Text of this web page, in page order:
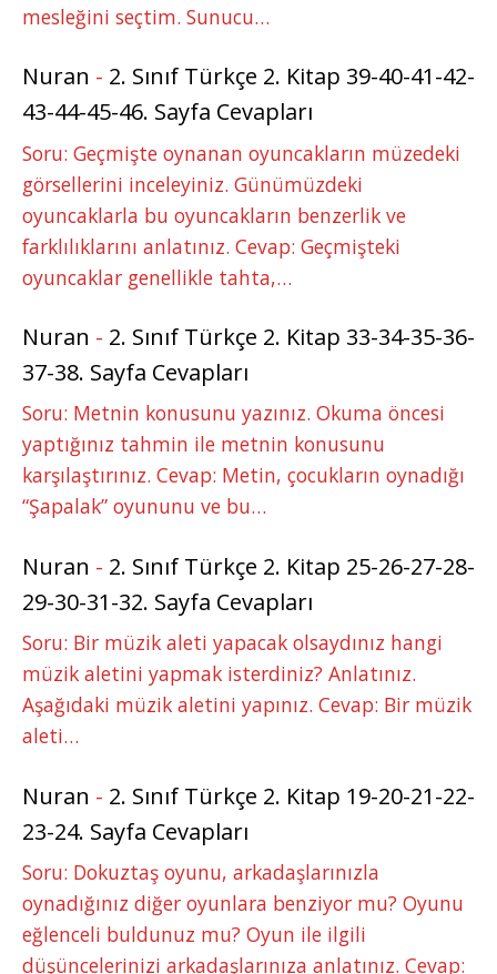
mesleğini seçtim. Sunucu…
Nuran - 2. Sınıf Türkçe 2. Kitap 39-40-41-42-
43-44-45-46. Sayfa Cevapları
Soru: Geçmişte oynanan oyuncakların müzedeki
görsellerini inceleyiniz. Günümüzdeki
oyuncaklarla bu oyuncakların benzerlik ve
farklılıklarını anlatınız. Cevap: Geçmişteki
oyuncaklar genellikle tahta,…
Nuran - 2. Sınıf Türkçe 2. Kitap 33-34-35-36-
37-38. Sayfa Cevapları
Soru: Metnin konusunu yazınız. Okuma öncesi
yaptığınız tahmin ile metnin konusunu
karşılaştırınız. Cevap: Metin, çocukların oynadığı
“Şapalak” oyununu ve bu…
Nuran - 2. Sınıf Türkçe 2. Kitap 25-26-27-28-
29-30-31-32. Sayfa Cevapları
Soru: Bir müzik aleti yapacak olsaydınız hangi
müzik aletini yapmak isterdiniz? Anlatınız.
Aşağıdaki müzik aletini yapınız. Cevap: Bir müzik
aleti…
Nuran - 2. Sınıf Türkçe 2. Kitap 19-20-21-22-
23-24. Sayfa Cevapları
Soru: Dokuztaş oyunu, arkadaşlarınızla
oynadığınız diğer oyunlara benziyor mu? Oyunu
eğlenceli buldunuz mu? Oyun ile ilgili
düşüncelerinizi arkadaşlarınıza anlatınız. Cevap: